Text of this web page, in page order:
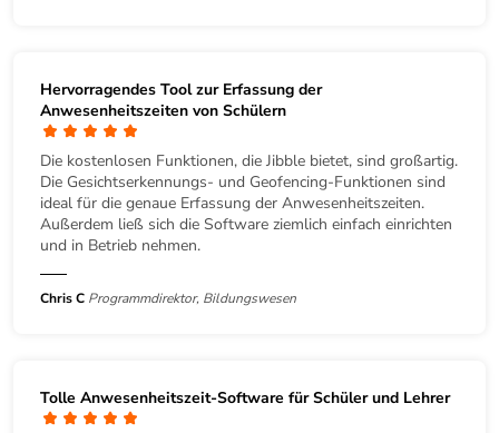
Hervorragendes Tool zur Erfassung der
Anwesenheitszeiten von Schülern
Die kostenlosen Funktionen, die Jibble bietet, sind großartig.
Die Gesichtserkennungs- und Geofencing-Funktionen sind
ideal für die genaue Erfassung der Anwesenheitszeiten.
Außerdem ließ sich die Software ziemlich einfach einrichten
und in Betrieb nehmen.
Chris C Programmdirektor, Bildungswesen
Tolle Anwesenheitszeit-Software für Schüler und Lehrer